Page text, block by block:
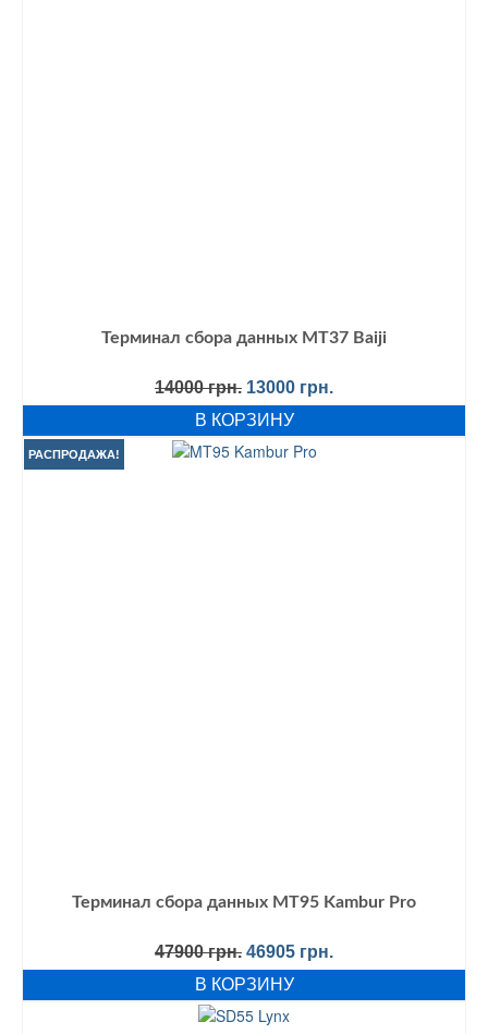
Терминал сбора данных MT37 Baiji
14000грн. Первоначальная
цена
составляла
14000 грн..
13000 грн.
цена:
В КОРЗИНУ
РАСПРОДАЖА!
Терминал сбора данных MT95 Kambur Pro
47900грн. Первоначальная
цена
составляла
47900 грн..
46905 грн.
цена:
В КОРЗИНУ